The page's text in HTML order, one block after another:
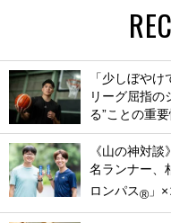
「少しぼや
リーグ屈指の
る”ことの重要
《山の神対
名ランナー、
ロンパス® 」